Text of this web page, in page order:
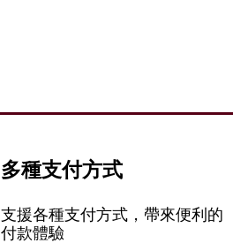
多種支付方式
支援各種支付方式，帶來便利的
付款體驗